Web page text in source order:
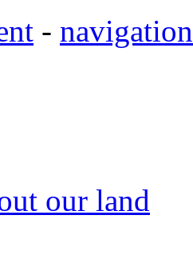
- navigation
our land